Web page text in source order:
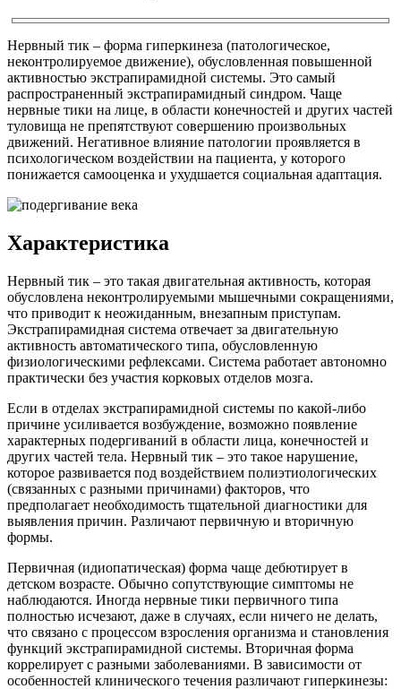
Нервный тик – форма гиперкинеза (патологическое,
неконтролируемое движение), обусловленная повышенной
активностью экстрапирамидной системы. Это самый
распространенный экстрапирамидный синдром. Чаще
нервные тики на лице, в области конечностей и других частей
туловища не препятствуют совершению произвольных
движений. Негативное влияние патологии проявляется в
психологическом воздействии на пациента, у которого
понижается самооценка и ухудшается социальная адаптация.
Характеристика
Нервный тик – это такая двигательная активность, которая
обусловлена неконтролируемыми мышечными сокращениями,
что приводит к неожиданным, внезапным приступам.
Экстрапирамидная система отвечает за двигательную
активность автоматического типа, обусловленную
физиологическими рефлексами. Система работает автономно
практически без участия корковых отделов мозга.
Если в отделах экстрапирамидной системы по какой-либо
причине усиливается возбуждение, возможно появление
характерных подергиваний в области лица, конечностей и
других частей тела. Нервный тик – это такое нарушение,
которое развивается под воздействием полиэтиологических
(связанных с разными причинами) факторов, что
предполагает необходимость тщательной диагностики для
выявления причин. Различают первичную и вторичную
формы.
Первичная (идиопатическая) форма чаще дебютирует в
детском возрасте. Обычно сопутствующие симптомы не
наблюдаются. Иногда нервные тики первичного типа
полностью исчезают, даже в случаях, если ничего не делать,
что связано с процессом взросления организма и становления
функций экстрапирамидной системы. Вторичная форма
коррелирует с разными заболеваниями. В зависимости от
особенностей клинического течения различают гиперкинезы: